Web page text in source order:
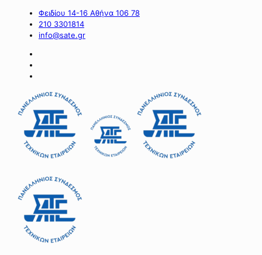
Φειδίου 14-16 Αθήνα 106 78
210 3301814
info@sate.gr